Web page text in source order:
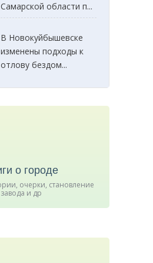
Самарской области п...
В Новокуйбышевске
изменены подходы к
отлову бездом...
о городе
очерки, становление
завода и др